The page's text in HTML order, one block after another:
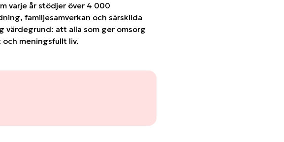
varje år stödjer över 4 000
familjesamverkan och särskilda
värdegrund: att alla som ger omsorg
meningsfullt liv.